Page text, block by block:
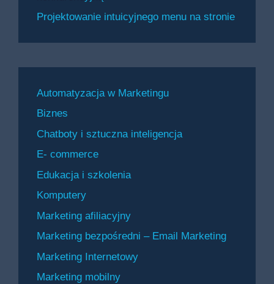
Projektowanie intuicyjnego menu na stronie
Automatyzacja w Marketingu
Biznes
Chatboty i sztuczna inteligencja
E- commerce
Edukacja i szkolenia
Komputery
Marketing afiliacyjny
Marketing bezpośredni – Email Marketing
Marketing Internetowy
Marketing mobilny